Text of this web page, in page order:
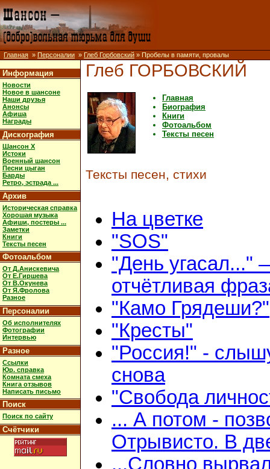
Главная » Персоналии » Глеб Горбовский » Пробелы в памяти, провалы
Информация
Новости
Новое в шансоне
Наши друзья
Анонсы
Афиша
Награды
Дискография
Шансон X
Истоки
Военный шансон
Песни цыган
Барды
Ретро, эстрада ...
Архив
Историческая справка
Хорошая музыка
Афиши, постеры ...
Заметки
Книги
Тексты песен
Фотоальбом
От Д.Анискевича
От Е.Гиршева
От В.Окунева
От Я.Фролова
Разное
Персоналии
Об исполнителях
Фотографии
Интервью
Разное
Ссылки
Юр. справка
Комната смеха
Книга отзывов
Написать письмо
Поиск
Поиск по сайту
Счётчики
Глеб ГОРБОВСКИЙ
Главная
Биография
Книги
Фотоальбом
Тексты песен
Тексты песен, стихи
На цветке
"SOS"
"День угасал..."
отчётливая
"Камо Грядеши?"
"Кресты"
"Россия!" -
снова
"Свобода
... А потом -
Отрывисто. В
...Словно